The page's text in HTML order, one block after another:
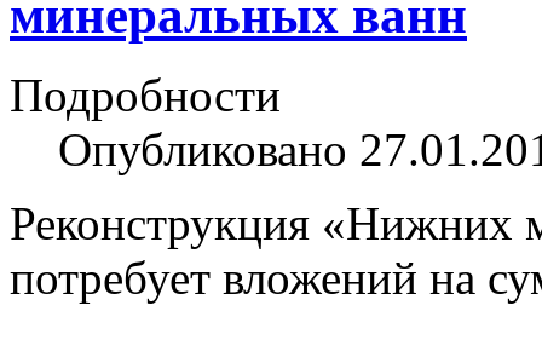
минеральных ванн
Подробности
Опубликовано
Реконструкция «Нижних
потребует вложений на